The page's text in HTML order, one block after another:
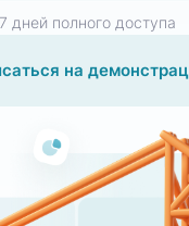
7 дней полного доступа
на